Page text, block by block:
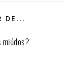
DE...
miúdos?